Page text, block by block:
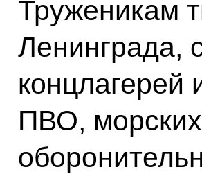
Труженикам
Ленинграда,
концлагерей
ПВО,